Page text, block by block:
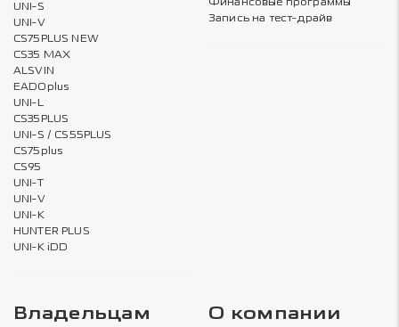
UNI-S
UNI-V
CS75PLUS NEW
CS35 MAX
ALSVIN
EADOplus
UNI-L
CS35PLUS
UNI-S / CS55PLUS
CS75plus
CS95
UNI-T
UNI-V
UNI-K
HUNTER PLUS
UNI-K iDD
Запись на тест-драйв
Владельцам О компании